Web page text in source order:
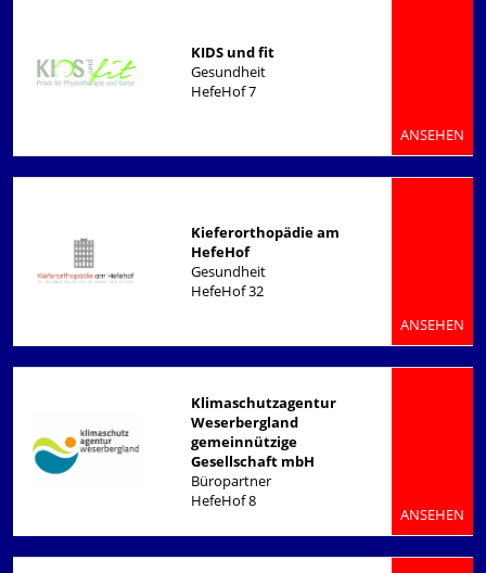
KIDS und fit
Gesundheit
HefeHof 7
ANSEHEN
Kieferorthopädie am
HefeHof
Gesundheit
HefeHof 32
ANSEHEN
Klimaschutzagentur
Weserbergland
gemeinnützige
Gesellschaft mbH
Büropartner
HefeHof 8
ANSEHEN